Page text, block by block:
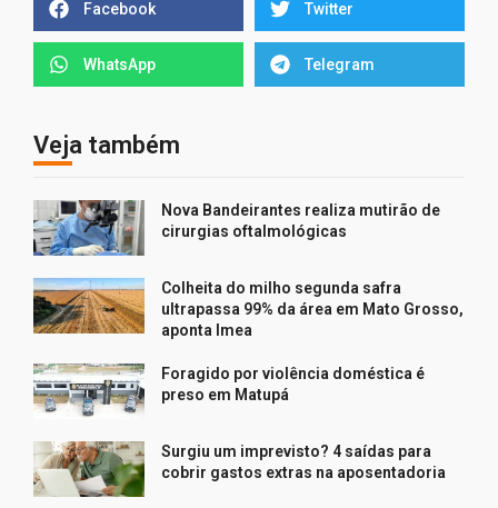
Facebook Twitter
WhatsApp Telegram
Veja também
Nova Bandeirantes realiza mutirão de
cirurgias oftalmológicas
Colheita do milho segunda safra
ultrapassa 99% da área em Mato Grosso,
aponta Imea
Foragido por violência doméstica é
preso em Matupá
Surgiu um imprevisto? 4 saídas para
cobrir gastos extras na aposentadoria